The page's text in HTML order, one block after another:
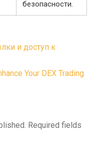
безопасности.
и доступ к
Your DEX Trading
Required fields